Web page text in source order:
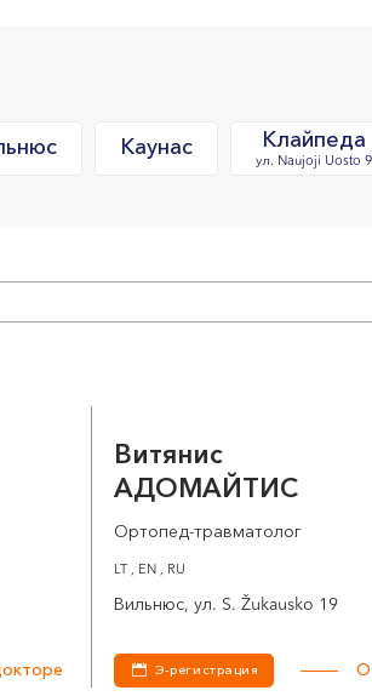
Каунас Клайпеда
ул. Naujoji Uosto 9
Витянис
АДОМАЙТИС
Ортопед-травматолог
LT , EN , RU
Вильнюс, ул. S. Žukausko 19
Э-регистрация О